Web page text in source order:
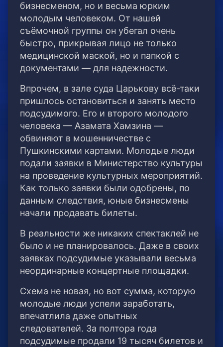
бизнесменом, но и весьма юрким
молодым человеком. От нашей
съёмочной группы он убегал очень
быстро, прикрывая лицо не только
медицинской маской, но и папкой с
документами — для надежности.
Впрочем, в зале суда Царькову всё-таки
пришлось остановиться и занять место
подсудимого. Его и второго молодого
человека — Азамата Хамзина —
обвиняют в мошенничестве с
Пушкинскими картами. Молодые люди
подали заявки в Министерство культуры
на проведение культурных мероприятий.
Как только заявки были одобрены, по
данным следствия, юные бизнесмены
начали продавать билеты.
В реальности же никаких спектаклей не
было и не планировалось. Даже в своих
заявках подсудимые указывали весьма
неординарные концертные площадки.
Схема не новая, но вот сумма, которую
молодые люди успели заработать,
впечатлила даже опытных
следователей. За полтора года
подсудимые продали 19 тысяч билетов и